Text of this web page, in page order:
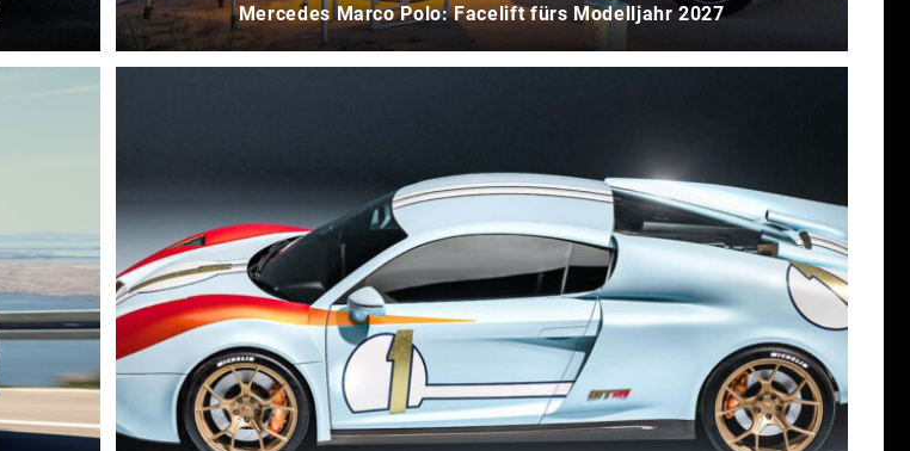
Mercedes Marco Polo: Facelift fürs Modelljahr 2027